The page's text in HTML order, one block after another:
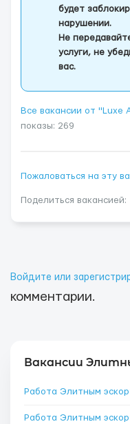
будет
нарушении.
Не
услуги, не
вас.
Все вакансии от
показы: 269
Пожаловаться на эту
Поделиться вакансией:
Войдите или
комментарии.
Вакансии
Работа Элитным
Работа Элитным